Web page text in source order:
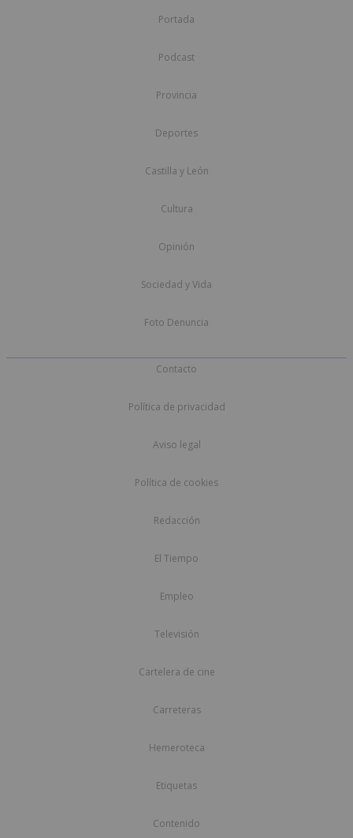
Portada
Podcast
Provincia
Deportes
Castilla y León
Cultura
Opinión
Sociedad y Vida
Foto Denuncia
Contacto
Política de privacidad
Aviso legal
Política de cookies
Redacción
El Tiempo
Empleo
Televisión
Cartelera de cine
Carreteras
Hemeroteca
Etiquetas
Contenido